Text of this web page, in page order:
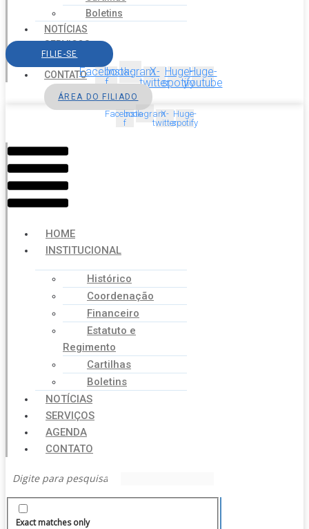
Boletins
NOTÍCIAS
SERVIÇOS
AGENDA
CONTATO
FILIE-SE
Facebook-
f
InstagramX-
twitter
Huge-
spotify
Huge-
youtube
ÁREA DO FILIADO
Facebook-
f
InstagramX-
twitter
Huge-
spotify
Menu
HOME
INSTITUCIONAL
Histórico
Coordenação
Financeiro
Estatuto e
Regimento
Cartilhas
Boletins
NOTÍCIAS
SERVIÇOS
AGENDA
CONTATO
Exact matches only